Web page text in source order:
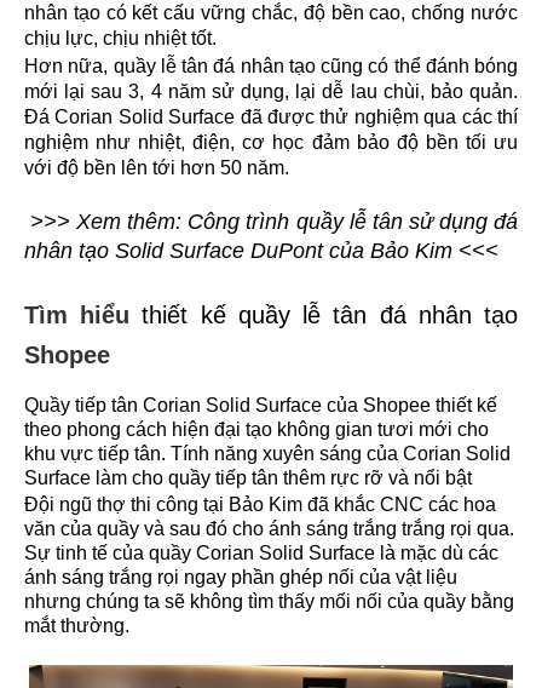
nhân tạo có kết cấu vững chắc, độ bền cao, chống nước
chịu lực, chịu nhiệt tốt.
Hơn nữa, quầy lễ tân đá nhân tạo cũng có thể đánh bóng
mới lại sau 3, 4 năm sử dụng, lại dễ lau chùi, bảo quản.
Đá Corian Solid Surface đã được thử nghiệm qua các thí
nghiệm như nhiệt, điện, cơ học đảm bảo độ bền tối ưu
với độ bền lên tới hơn 50 năm.
>>> Xem thêm: Công trình quầy lễ tân sử dụng đá
nhân tạo Solid Surface DuPont của Bảo Kim <<<
Tìm hiểu thiết kế quầy lễ tân đá nhân tạo
Shopee
Quầy tiếp tân Corian Solid Surface của Shopee thiết kế
theo phong cách hiện đại tạo không gian tươi mới cho
khu vực tiếp tân. Tính năng xuyên sáng của Corian Solid
Surface làm cho quầy tiếp tân thêm rực rỡ và nổi bật
Đội ngũ thợ thi công tại Bảo Kim đã khắc CNC các hoa
văn của quầy và sau đó cho ánh sáng trắng trắng rọi qua.
Sự tinh tế của quầy Corian Solid Surface là mặc dù các
ánh sáng trắng rọi ngay phần ghép nối của vật liệu
nhưng chúng ta sẽ không tìm thấy mối nối của quầy bằng
mắt thường.